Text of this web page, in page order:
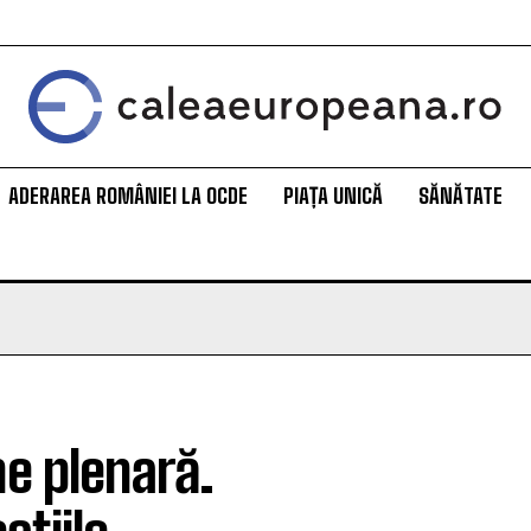
ADERAREA ROMÂNIEI LA OCDE PIAȚA UNICĂ SĂNĂTATE
plenară.